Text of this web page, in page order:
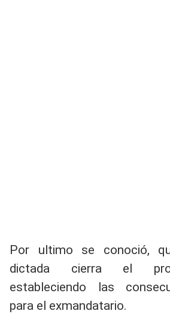
Por ultimo se conoció,
dictada cierra el
estableciendo las
para el exmandatario.